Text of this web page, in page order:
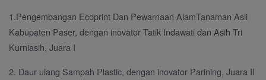
1.Pengembangan Ecoprint Dan Pewarnaan AlamTanaman Asli
Kabupaten Paser, dengan inovator Tatik Indawati dan Asih Tri
Kurniasih, Juara I
2. Daur ulang Sampah Plastic, dengan inovator Parining, Juara II